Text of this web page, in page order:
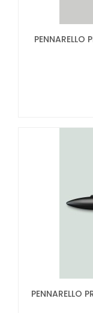
PENNARELLO
PENNARELLO